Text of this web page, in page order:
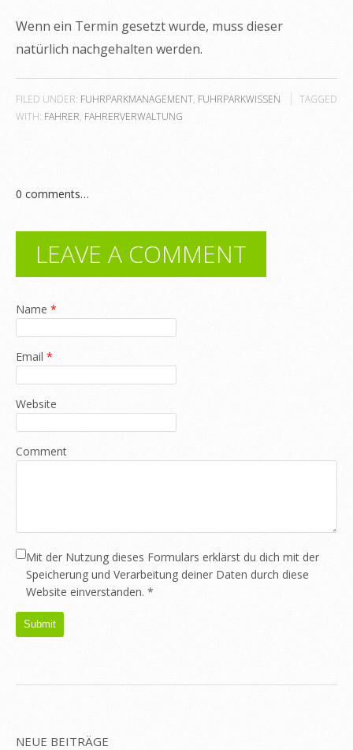
Wenn ein Termin gesetzt wurde, muss dieser
natürlich nachgehalten werden.
FILED UNDER: FUHRPARKMANAGEMENT, FUHRPARKWISSEN
TAGGED
WITH: FAHRER, FAHRERVERWALTUNG
0 comments…
LEAVE A COMMENT
Name *
Email *
Website
Comment
Mit der Nutzung dieses Formulars erklärst du dich mit der
Speicherung und Verarbeitung deiner Daten durch diese
Website einverstanden. *
NEUE BEITRÄGE